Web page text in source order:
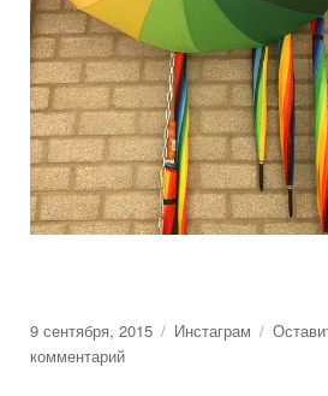
Posted
on
9 сентября, 2015 Categories
Инстаграм
комментарий